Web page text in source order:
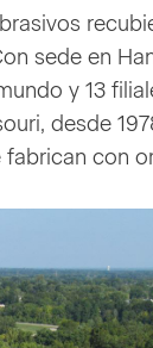
sede en
y 13
desde
con